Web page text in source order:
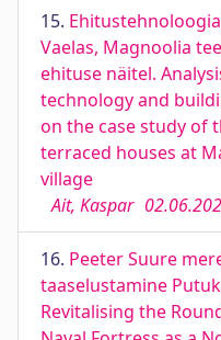
15.
Vaelas, Magnoolia
ehituse näitel.
technology and
on the case study of
terraced houses at
village
Ait, Kaspar
16. Peeter Suure
taaselustamine
Revitalising the